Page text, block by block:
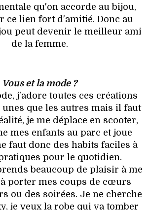
qu'on accorde au bijou,
ce lien fort d'amitié. Donc au
peut devenir le meilleur ami
de la femme.
Vous et la mode ?
j'adore toutes ces créations
que les autres mais il faut
je me déplace en scooter,
mes enfants au parc et joue
faut donc des habits faciles à
pour le quotidien.
beaucoup de plaisir à me
porter mes coups de cœurs
ou des soirées. Je ne cherche
je veux la robe qui va tomber